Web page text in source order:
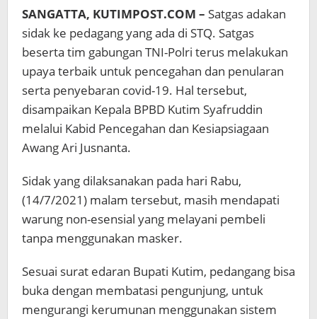
SANGATTA, KUTIMPOST.COM – Satgas adakan
sidak ke pedagang yang ada di STQ. Satgas
beserta tim gabungan TNI-Polri terus melakukan
upaya terbaik untuk pencegahan dan penularan
serta penyebaran covid-19. Hal tersebut,
disampaikan Kepala BPBD Kutim Syafruddin
melalui Kabid Pencegahan dan Kesiapsiagaan
Awang Ari Jusnanta.
Sidak yang dilaksanakan pada hari Rabu,
(14/7/2021) malam tersebut, masih mendapati
warung non-esensial yang melayani pembeli
tanpa menggunakan masker.
Sesuai surat edaran Bupati Kutim, pedangang bisa
buka dengan membatasi pengunjung, untuk
mengurangi kerumunan menggunakan sistem